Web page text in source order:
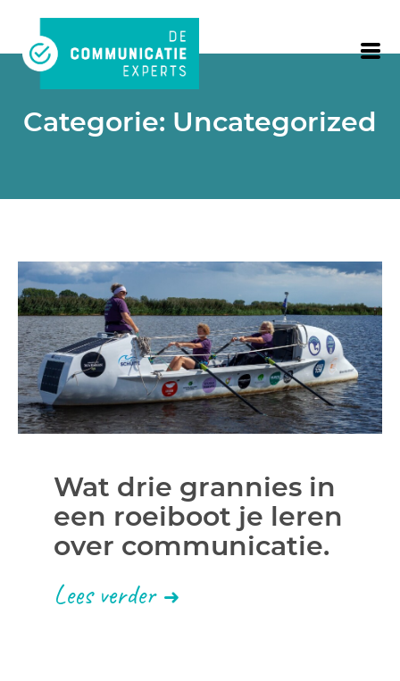
Categorie: Uncategorized
Wat drie grannies in
een roeiboot je leren
over communicatie.
Lees verder